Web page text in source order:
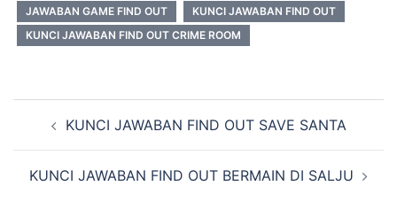
JAWABAN GAME FIND OUT
KUNCI JAWABAN FIND OUT
KUNCI JAWABAN FIND OUT CRIME ROOM
Navigasi
Tulisan
KUNCI JAWABAN FIND OUT SAVE SANTA
KUNCI JAWABAN FIND OUT BERMAIN DI SALJU